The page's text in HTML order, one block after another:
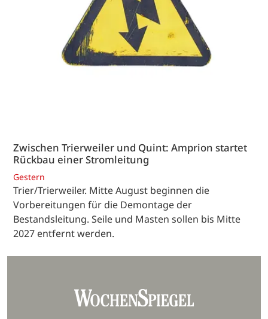
Zwischen Trierweiler und Quint: Amprion startet
Rückbau einer Stromleitung
Gestern
Trier/Trierweiler. Mitte August beginnen die
Vorbereitungen für die Demontage der
Bestandsleitung. Seile und Masten sollen bis Mitte
2027 entfernt werden.